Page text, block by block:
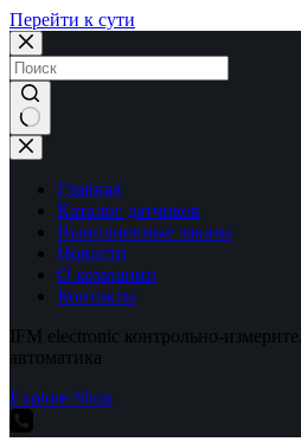
Перейти к сути
Ничего
не
найденоГлавная
Каталог датчиков
Выполненные заказы
Новости
О компании
Контакты
IFM electronic контрольно-
автоматика
Explore Shop